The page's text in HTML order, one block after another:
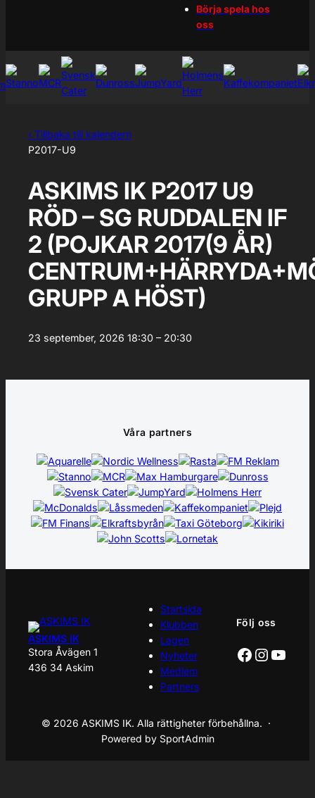
Börja spela hos
oss
‹ Tillbaka till kalendern
P2017-U9
ASKIMS IK P2017 U9
RÖD – SG RUDDALEN IF
2 (POJKAR 2017(9 ÅR)
GRUPP A HÖST)
23 september, 2026 18:30 – 20:30
Våra partners
ASKIMS IK
Stora Åvägen 1
436 34 Askim
Startsida
Klubben
Lagen
Nyheter
Medlem
Partners
Följ oss
Facebook
© 2026 ASKIMS IK. Alla rättigheter förbehållna. ·
Powered by SportAdmin